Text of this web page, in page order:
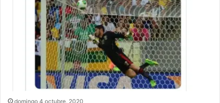
domingo 4 octubre, 2020